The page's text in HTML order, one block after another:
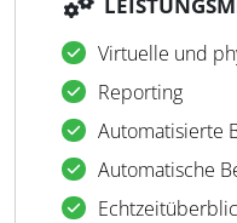
Virtuelle und
Reporting
Automatisierte
Automatische